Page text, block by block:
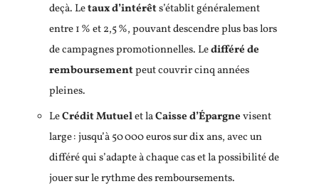
deçà. Letaux d’intérêts’établit généralement
entre 1 % et 2,5 %, pouvant descendre plus bas lors
de campagnes promotionnelles. Ledifféré de
remboursementpeut couvrir cinq années
pleines.
LeCrédit Mutuelet laCaisse d’Épargnevisent
large : jusqu’à 50 000 euros sur dix ans, avec un
différé qui s’adapte à chaque cas et la possibilité de
jouer sur le rythme des remboursements.